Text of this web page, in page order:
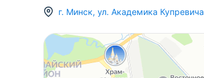
г. Минск, ул. Академика Купревича